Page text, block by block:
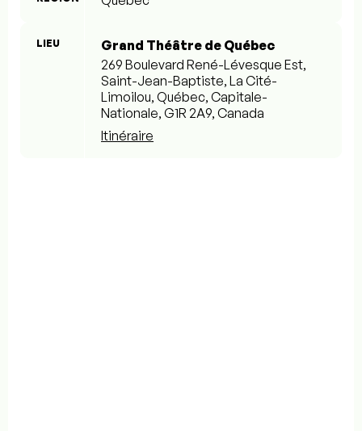
LIEU
Grand Théâtre de Québec
269 Boulevard René-Lévesque Est,
Saint-Jean-Baptiste, La Cité-
Limoilou, Québec, Capitale-
Nationale, G1R 2A9, Canada
Itinéraire